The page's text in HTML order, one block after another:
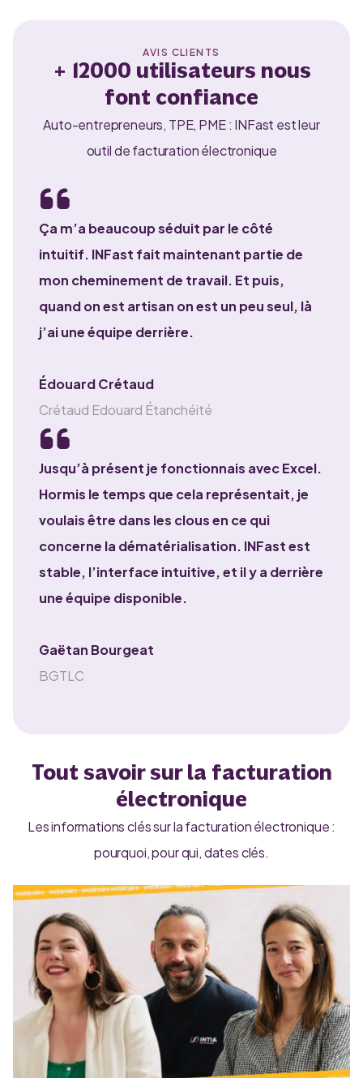
AVIS CLIENTS
+ 12000 utilisateurs nous
font confiance
Auto-entrepreneurs, TPE, PME : INFast est leur
outil de facturation électronique
Ça m’a beaucoup séduit par le côté
intuitif. INFast fait maintenant partie de
mon cheminement de travail. Et puis,
quand on est artisan on est un peu seul, là
j’ai une équipe derrière.
Édouard Crétaud
Crétaud Edouard Étanchéité
Jusqu’à présent je fonctionnais avec Excel.
Hormis le temps que cela représentait, je
voulais être dans les clous en ce qui
concerne la dématérialisation. INFast est
stable, l’interface intuitive, et il y a derrière
une équipe disponible.
Gaëtan Bourgeat
BGTLC
Tout savoir sur la facturation
électronique
Les informations clés sur la facturation électronique :
pourquoi, pour qui, dates clés.